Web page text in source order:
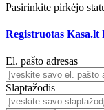
Pasirinkite pirkėjo
Registruotas Kasa.lt
El. pašto adresas
Slaptažodis